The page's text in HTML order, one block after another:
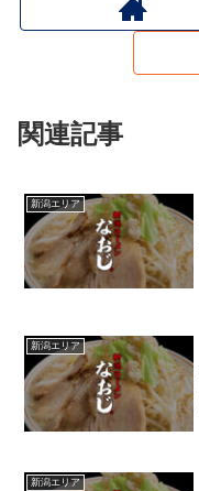
関連記事
新潟エリア
新潟エリア
新潟エリア